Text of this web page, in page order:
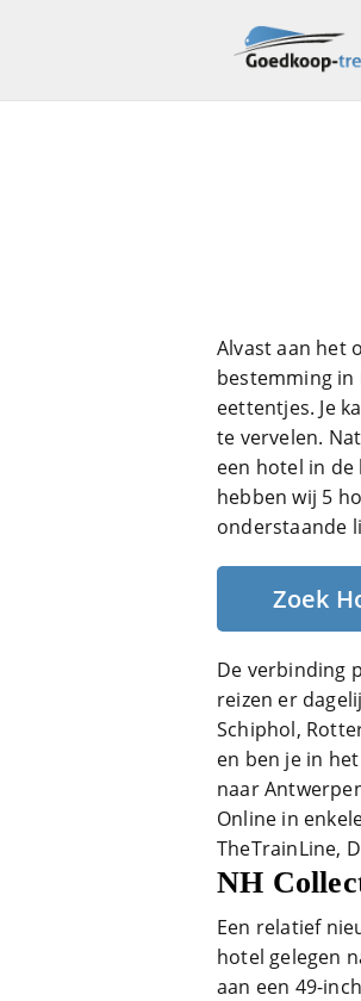
Alvast aan het
bestemming in
eettentjes. Je
te vervelen.
een hotel in
hebben wij 5
onderstaande
Zoek
De verbinding
reizen er
Schiphol,
en ben je in
naar
Online in
TheTrainLine,
NH
Een relatief
hotel gelegen
aan een 49-